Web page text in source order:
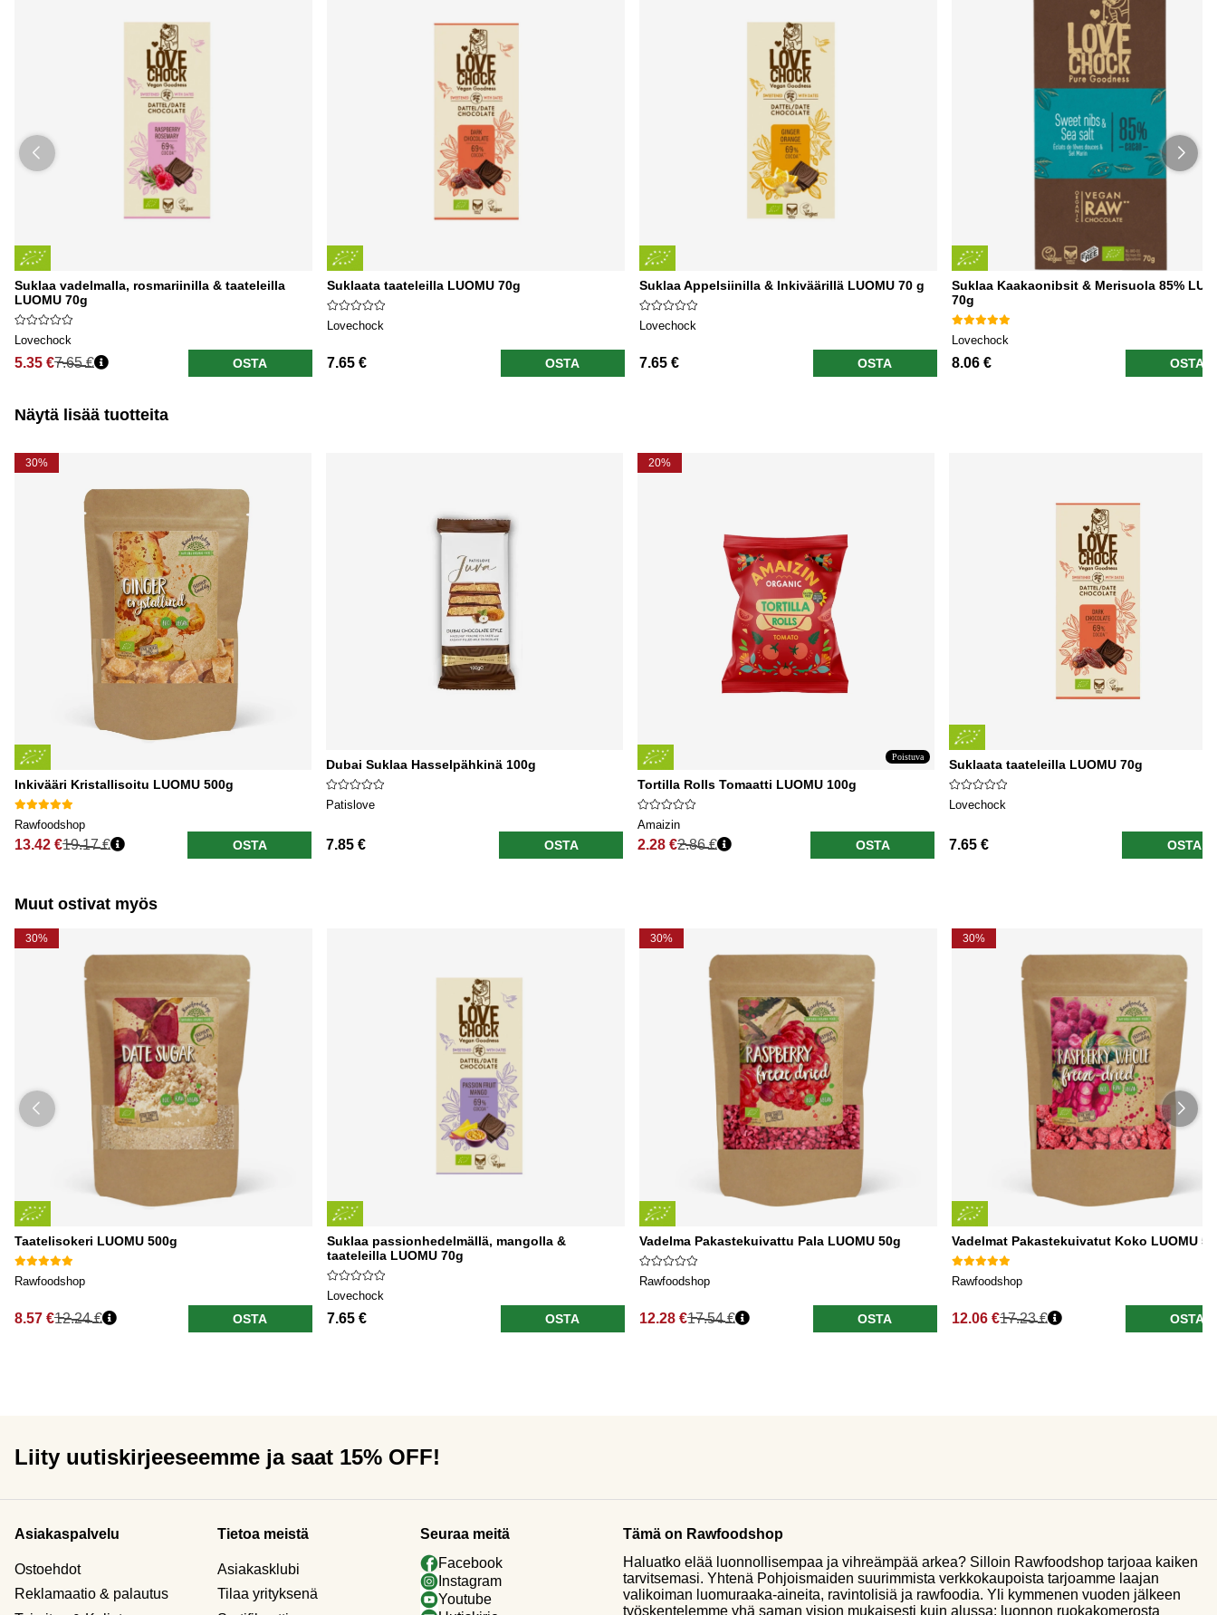
Suklaa vadelmalla, rosmariinilla & taateleilla
LUOMU 70g
Lovechock
5.35 €7.65 € OSTA
Suklaata taateleilla LUOMU 70g
Lovechock
7.65 € OSTA
Suklaa Appelsiinilla & Inkiväärillä LUOMU 70 g
Lovechock
7.65 € OSTA
Suklaa Kaakaonibsit & Merisuola 85%
70g
Lovechock
8.06 € OSTA
Näytä lisää tuotteita
30%
Inkivääri Kristallisoitu LUOMU 500g
Rawfoodshop
13.42 €
Normaali hinta
19.17 € OSTA
Dubai Suklaa Hasselpähkinä 100g
Patislove
7.85 € OSTA
20%
Poistuva
Tortilla Rolls Tomaatti LUOMU 100g
Amaizin
2.28 €
Normaali hinta
2.86 € OSTA
Suklaata taateleilla LUOMU 70g
Lovechock
7.65 € OSTA
Muut ostivat myös
30%
Taatelisokeri LUOMU 500g
Rawfoodshop
8.57 €12.24 € OSTA
Suklaa passionhedelmällä, mangolla &
taateleilla LUOMU 70g
Lovechock
7.65 € OSTA
30%
Vadelma Pakastekuivattu Pala LUOMU 50g
Rawfoodshop
12.28 €17.54 € OSTA
30%
Vadelmat Pakastekuivatut Koko LUOMU
Rawfoodshop
12.06 €17.23 € OSTA
Liity uutiskirjeeseemme ja saat 15% OFF!
Asiakaspalvelu
Ostoehdot
Reklamaatio & palautus
Tietoa meistä
Asiakasklubi
Tilaa yrityksenä
Seuraa meitä
Facebook
Instagram
Youtube
Tämä on Rawfoodshop
Haluatko elää luonnollisempaa ja vihreämpää arkea? Silloin Rawfoodshop tarjoaa kaiken
tarvitsemasi. Yhtenä Pohjoismaiden suurimmista verkkokaupoista tarjoamme laajan
valikoiman luomuraaka-aineita, ravintolisiä ja rawfoodia. Yli kymmenen vuoden jälkeen
työskentelemme yhä saman vision mukaisesti kuin alussa: luonnon ruokakomerosta